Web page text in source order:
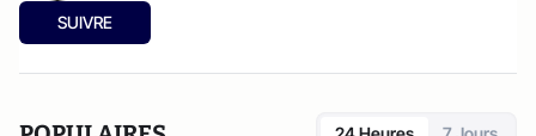
SUIVRE